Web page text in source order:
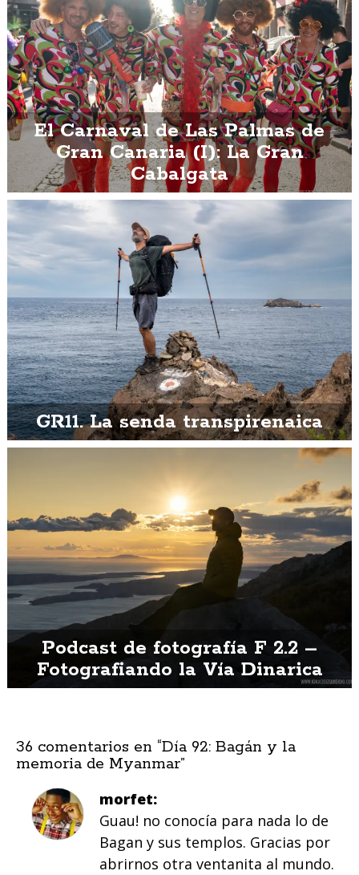
El Carnaval de Las Palmas de
Gran Canaria (I): La Gran
Cabalgata
GR11. La senda transpirenaica
Podcast de fotografía F 2.2 –
Fotografiando la Vía Dinarica
36 comentarios en “Día 92: Bagán y la
memoria de Myanmar”
morfet
Guau! no conocía para nada lo de
Bagan y sus templos. Gracias por
abrirnos otra ventanita al mundo.